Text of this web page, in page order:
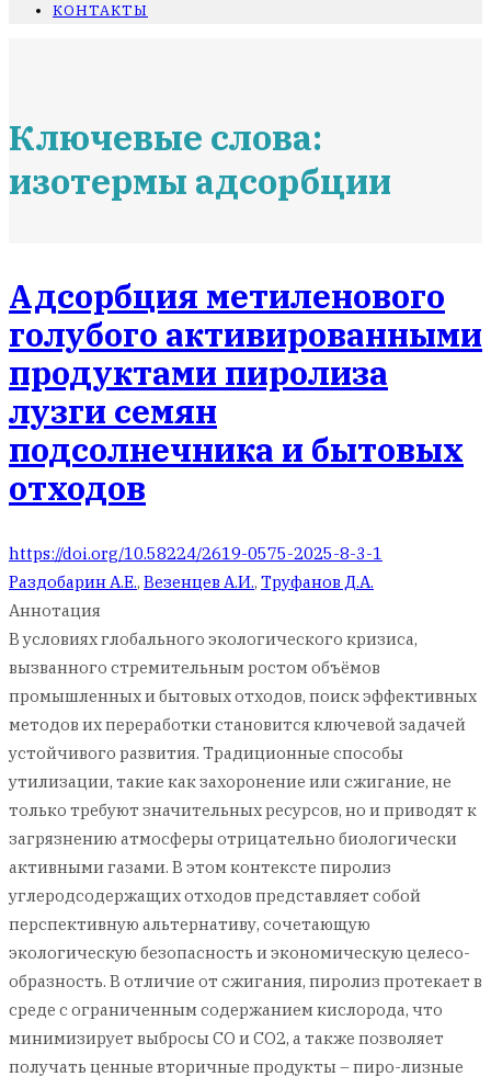
КОНТАКТЫ
Ключевые слова:
изотермы адсорбции
Адсорбция метиленового
голубого активированными
продуктами пиролиза
лузги семян
подсолнечника и бытовых
отходов
https://doi.org/10.58224/2619-0575-2025-8-3-1
Раздобарин А.Е., Везенцев А.И., Труфанов Д.А.
Аннотация
В условиях глобального экологического кризиса,
вызванного стремительным ростом объёмов
промышленных и бытовых отходов, поиск эффективных
методов их переработки становится ключевой задачей
устойчивого развития. Традиционные способы
утилизации, такие как захоронение или сжигание, не
только требуют значительных ресурсов, но и приводят к
загрязнению атмосферы отрицательно биологически
активными газами. В этом контексте пиролиз
углеродсодержащих отходов представляет собой
перспективную альтернативу, сочетающую
экологическую безопасность и экономическую целесо-
образность. В отличие от сжигания, пиролиз протекает в
среде с ограниченным содержанием кислорода, что
минимизирует выбросы CO и CO2, а также позволяет
получать ценные вторичные продукты – пиро-лизные